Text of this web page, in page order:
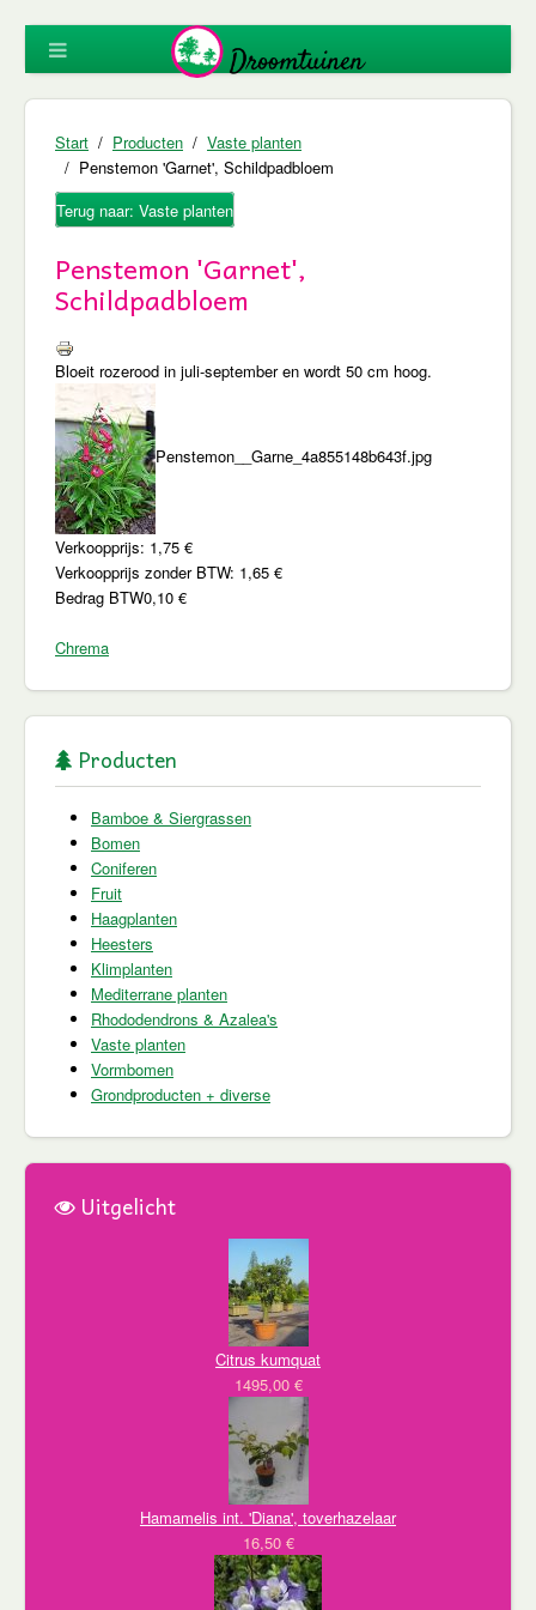
Start Producten
Vaste planten
Penstemon 'Garnet', Schildpadbloem
Terug naar: Vaste planten
Penstemon 'Garnet',
Schildpadbloem
Bloeit rozerood in juli-september en wordt 50 cm hoog.
Penstemon__Garne_4a855148b643f.jpg
Verkoopprijs: 1,75 €
Verkoopprijs zonder BTW: 1,65 €
Bedrag BTW0,10 €
Chrema
Producten
Bamboe & Siergrassen
Bomen
Coniferen
Fruit
Haagplanten
Heesters
Klimplanten
Mediterrane planten
Rhododendrons & Azalea's
Vaste planten
Vormbomen
Grondproducten + diverse
Uitgelicht
Citrus kumquat
1495,00 €
Hamamelis int. 'Diana', toverhazelaar
16,50 €